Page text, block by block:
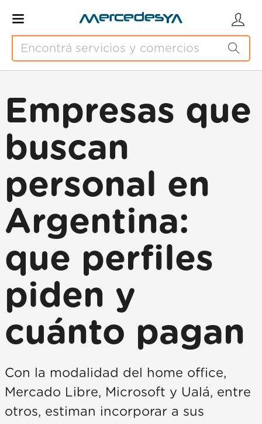
Empresas que
buscan
personal en
Argentina:
que perfiles
piden y
cuánto pagan
Con la modalidad del home office,
Mercado Libre, Microsoft y Ualá, entre
otros, estiman incorporar a sus